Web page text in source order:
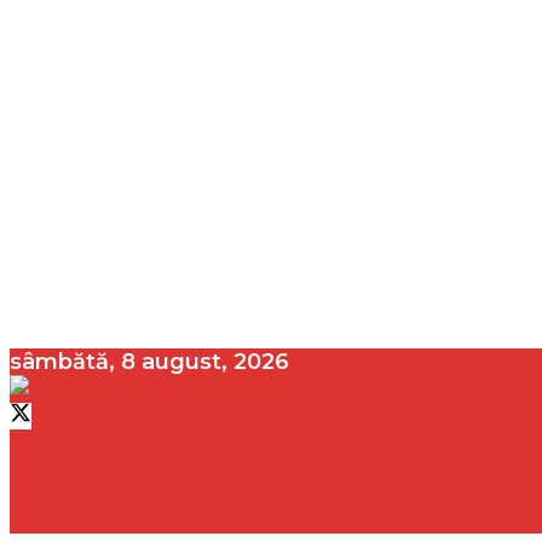
sâmbătă, 8 august, 2026